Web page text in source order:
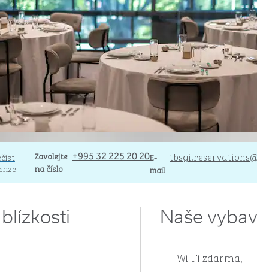
Zavolejte
na číslo
Volejte +995 32 225 20 20E-
mail
Emailtbsgi.reservations
Naše
Wi-Fi zdarma,